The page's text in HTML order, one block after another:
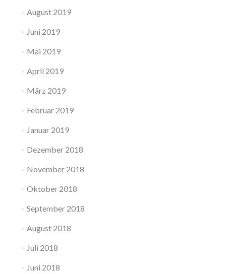
August 2019
Juni 2019
Mai 2019
April 2019
März 2019
Februar 2019
Januar 2019
Dezember 2018
November 2018
Oktober 2018
September 2018
August 2018
Juli 2018
Juni 2018